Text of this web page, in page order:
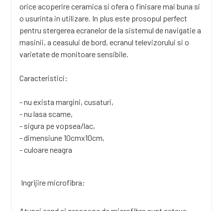
orice acoperire ceramica si ofera o finisare mai buna si
o usurinta in utilizare. In plus este prosopul perfect
pentru stergerea ecranelor de la sistemul de navigatie a
masinii, a ceasului de bord, ecranul televizorului si o
varietate de monitoare sensibile.
Caracteristici:
- nu exista margini, cusaturi,
- nu lasa scame,
- sigura pe vopsea/lac,
- dimensiune 10cmx10cm,
- culoare neagra
Ingrijire microfibra: